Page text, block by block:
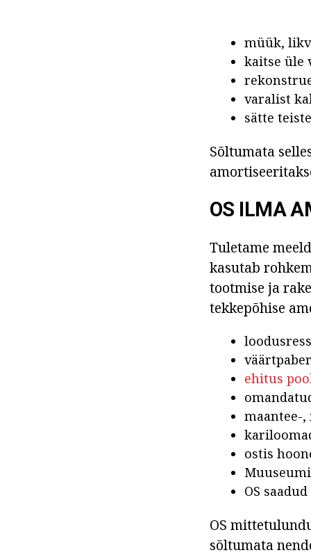
müük,
kaitse üle
varalist
sätte
Sõltumata
OS ILMA
Tuletame
kasutab
tootmise ja
tekkepõhise
ehitus
maantee-,
ostis
OS
OS
sõltumata